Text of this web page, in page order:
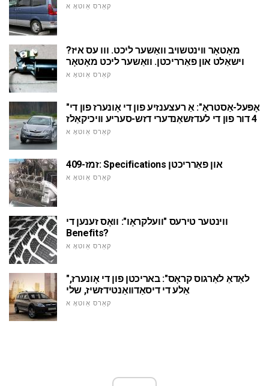
קאַרס אַוטאָ א
מאָטאָר ווינטשויב וואַשער ליכט. ווו עס איז?
וישאַלט און פאַרריכטן. וואַשער ליכט מאָטאָר
קאַרס אַוטאָ א
"אָפּעל-אַסטראַ": אַ רעצענזיע פון די אָונערז פון די
4 דור פון די לעדזשאַנדערי דזש-סעריע וויכיקאַלז
קאַרס אַוטאָ א
זמז-409: Specifications און פאַרריכטן
קאַרס אַוטאָ א
ווינטער טירעס "וועלקראָו": וואָס זענען די
Benefits?
קאַרס אַוטאָ א
"לאַדאַ לאַרגוס קראָס": באריכטן פון די אָונערז,
אַלע די דיסאַדוואַנטידזשיז, שלי
קאַרס אַוטאָ א